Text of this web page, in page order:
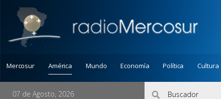
Mercosur América Mundo Economía Política Cultura
07 de Agosto, 2026